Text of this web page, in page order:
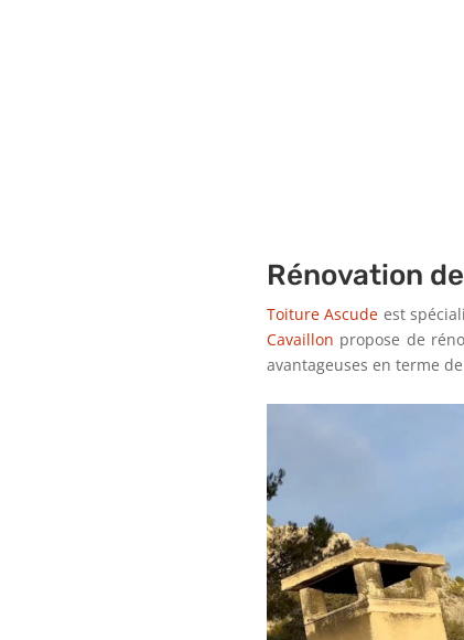
Rénovation
Toiture Ascude est
Cavaillon propose de
avantageuses en terme